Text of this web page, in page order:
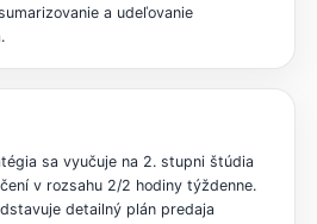
a udeľovanie
sa vyučuje na 2. stupni štúdia
v rozsahu 2/2 hodiny týždenne.
detailný plán predaja